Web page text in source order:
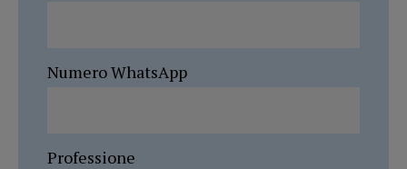
Numero WhatsApp
Professione